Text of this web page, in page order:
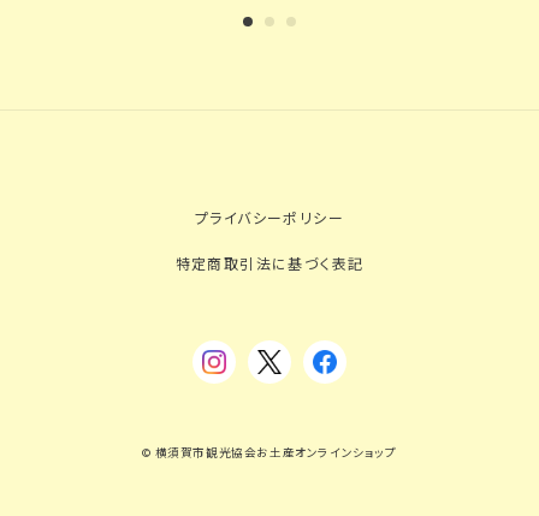
プライバシーポリシー
特定商取引法に基づく表記
© 横須賀市観光協会お土産オンラインショップ